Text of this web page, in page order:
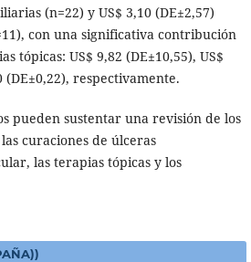
(n=22) y US$ 3,10 (DE±2,57)
con una significativa contribución
tópicas: US$ 9,82 (DE±10,55), US$
(DE±0,22), respectivamente.
pueden sustentar una revisión de los
curaciones de úlceras
las terapias tópicas y los